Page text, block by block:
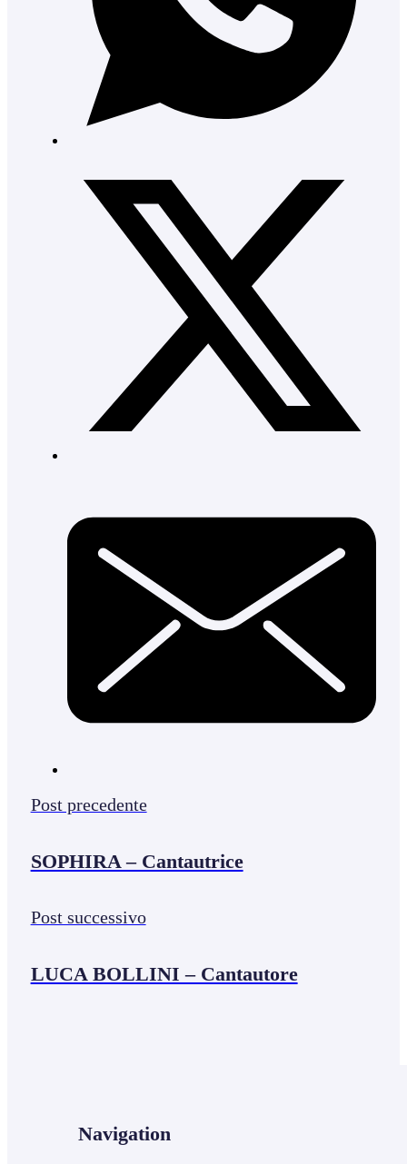
Post precedente
SOPHIRA – Cantautrice
Post successivo
LUCA BOLLINI – Cantautore
Navigation